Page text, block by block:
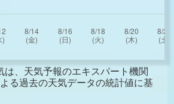
、天気予報のエキスパート機関
る過去の天気データの統計値に基